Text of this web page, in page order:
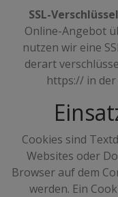
SSL-
Online-Angebot
nutzen wir eine
derart
https:// in der
Cookies sind
Websites oder
Browser auf dem
werden. Ein